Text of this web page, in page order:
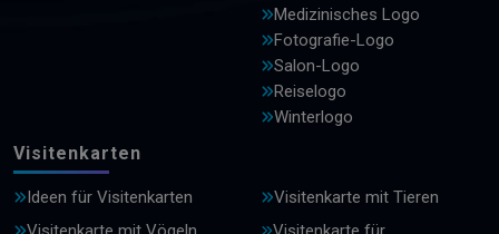
Medizinisches Logo
Fotografie-Logo
Salon-Logo
Reiselogo
Winterlogo
Visitenkarten
Ideen für Visitenkarten
Visitenkarte mit Tieren